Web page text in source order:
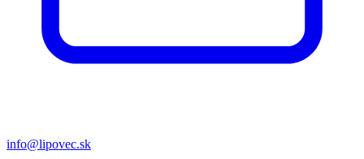
info@lipovec.sk